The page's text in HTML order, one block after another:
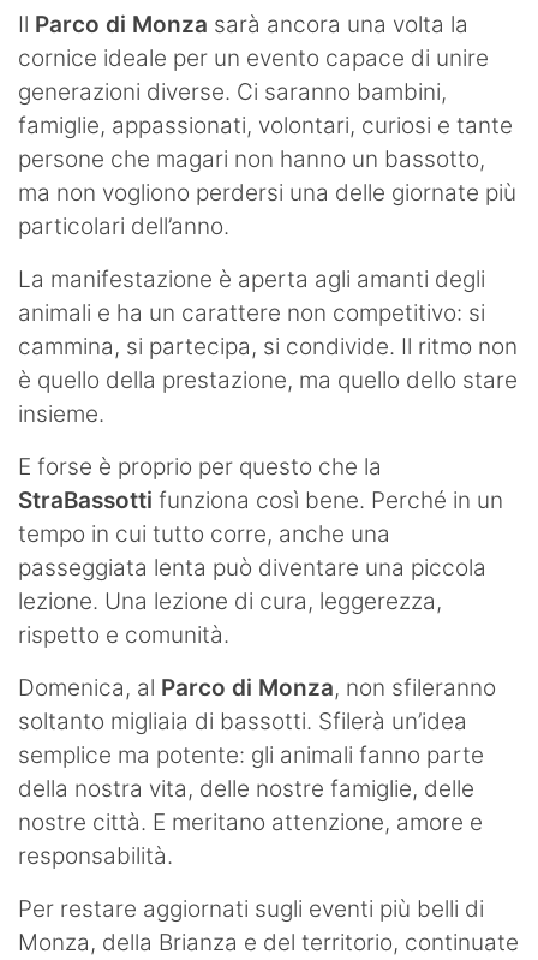
Il Parco di Monza sarà ancora una volta la
cornice ideale per un evento capace di unire
generazioni diverse. Ci saranno bambini,
famiglie, appassionati, volontari, curiosi e tante
persone che magari non hanno un bassotto,
ma non vogliono perdersi una delle giornate più
particolari dell’anno.
La manifestazione è aperta agli amanti degli
animali e ha un carattere non competitivo: si
cammina, si partecipa, si condivide. Il ritmo non
è quello della prestazione, ma quello dello stare
insieme.
E forse è proprio per questo che la
StraBassotti funziona così bene. Perché in un
tempo in cui tutto corre, anche una
passeggiata lenta può diventare una piccola
lezione. Una lezione di cura, leggerezza,
rispetto e comunità.
Domenica, al Parco di Monza, non sfileranno
soltanto migliaia di bassotti. Sfilerà un’idea
semplice ma potente: gli animali fanno parte
della nostra vita, delle nostre famiglie, delle
nostre città. E meritano attenzione, amore e
responsabilità.
Per restare aggiornati sugli eventi più belli di
Monza, della Brianza e del territorio, continuate